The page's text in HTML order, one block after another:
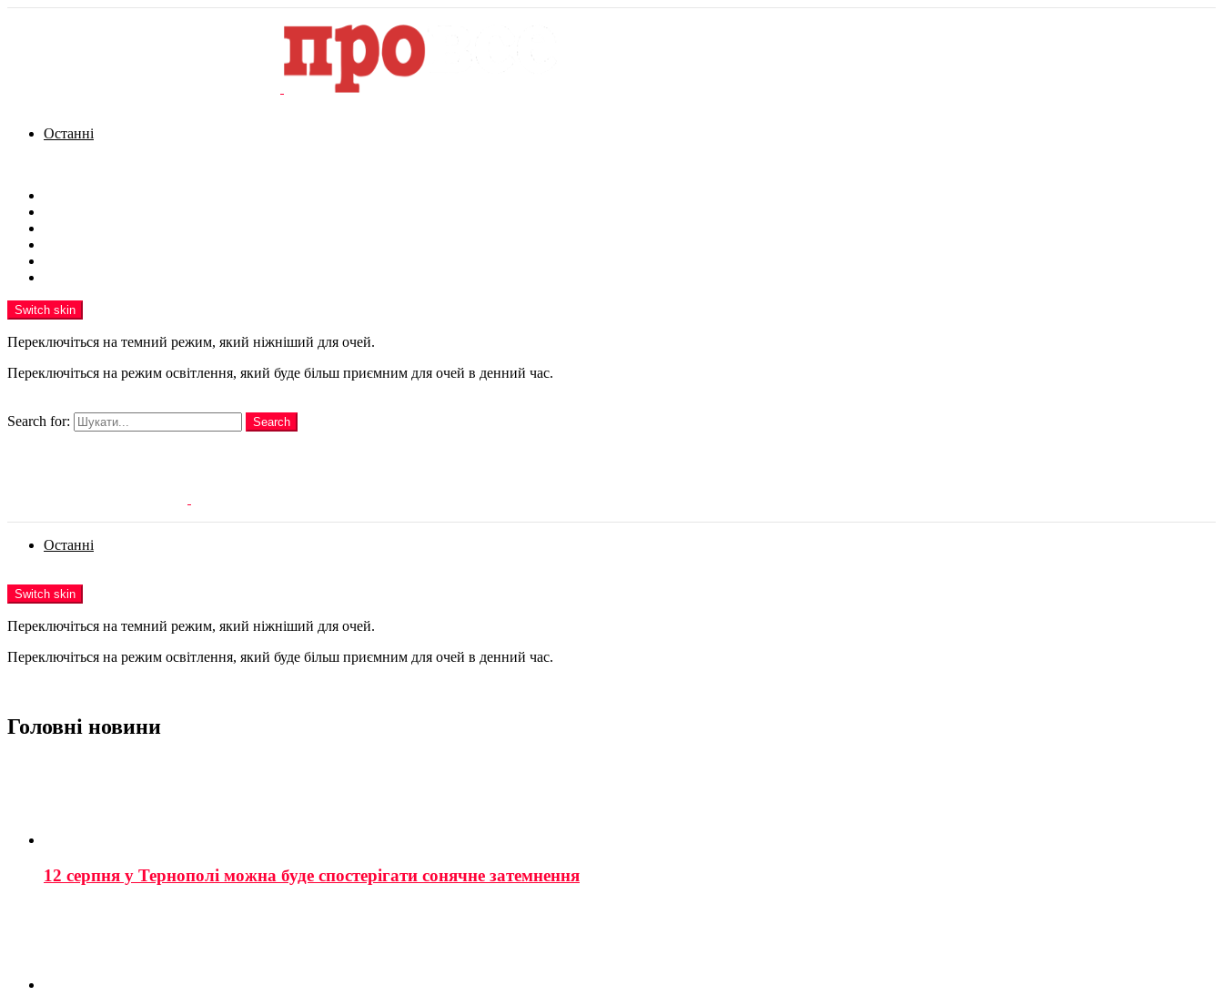
Останні
Switch skin
Переключіться на темний режим, який ніжніший для очей.
Переключіться на режим освітлення, який буде більш приємним для очей в денний час.
Search for:
Search
Останні
Switch skin
Переключіться на темний режим, який ніжніший для очей.
Переключіться на режим освітлення, який буде більш приємним для очей в денний час.
Головні новини
12 серпня у Тернополі можна буде спостерігати сонячне затемнення